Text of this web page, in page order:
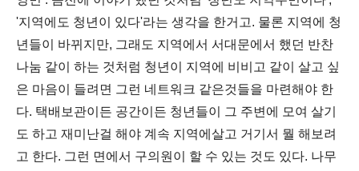
'지역에도 청년이 있다'라는 생각을 한거고. 물론 지역에 청
년들이 바뀌지만, 그래도 지역에서 서대문에서 했던 반찬
나눔 같이 하는 것처럼 청년이 지역에 비비고 같이 살고 싶
은 마음이 들려면 그런 네트워크 같은것들을 마련해야 한
다. 택배보관이든 공간이든 청년들이 그 주변에 모여 살기
도 하고 재미난걸 해야 계속 지역에살고 거기서 뭘 해보려
고 한다. 그런 면에서 구의원이 할 수 있는 것도 있다. 나무